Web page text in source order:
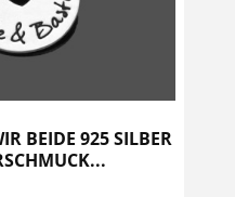
BEIDE 925 SILBER